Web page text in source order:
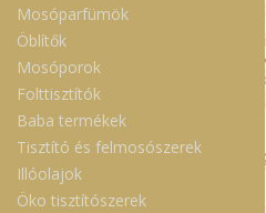
Mosóparfümök
Öblítők
Mosóporok
Folttisztítók
Baba termékek
Tisztító és felmosószerek
Illóolajok
Öko tisztítószerek